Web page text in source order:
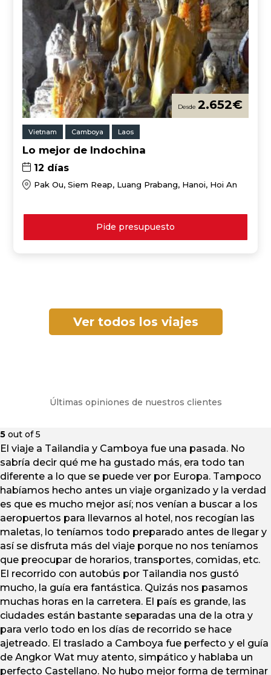
2.652€
Vietnam Camboya Laos
Lo mejor de Indochina
12 días
Pak Ou, Siem Reap, Luang Prabang, Hanoi, Hoi An
Pide presupuesto
Ver todos los viajes
Últimas opiniones de nuestros clientes
5 out of 5
El viaje a Tailandia y Camboya fue una pasada. No
sabría decir qué me ha gustado más, era todo tan
diferente a lo que se puede ver por Europa. Tampoco
habíamos hecho antes un viaje organizado y la verdad
es que es mucho mejor así; nos venían a buscar a los
aeropuertos para llevarnos al hotel, nos recogían las
maletas, lo teníamos todo preparado antes de llegar y
así se disfruta más del viaje porque no nos teníamos
que preocupar de horarios, transportes, comidas, etc.
El recorrido con autobús por Tailandia nos gustó
mucho, la guía era fantástica. Quizás nos pasamos
muchas horas en la carretera. El país es grande, las
ciudades están bastante separadas una de la otra y
para verlo todo en los días de recorrido se hace
ajetreado. El traslado a Camboya fue perfecto y el guía
de Angkor Wat muy atento, simpático y hablaba un
perfecto Castellano. No hubo mejor forma de terminar